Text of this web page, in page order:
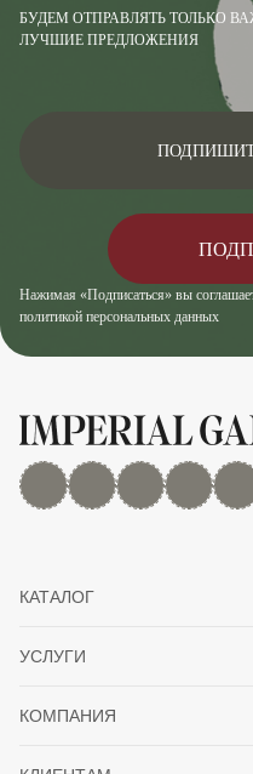
БУДЕМ ОТПРАВЛЯТЬ ТОЛЬКО
ЛУЧШИЕ ПРЕДЛОЖЕНИЯ
Нажимая «Подписаться» вы
политикой персональных данных
MAX Дзен YouTuberutube
КАТАЛОГ
УСЛУГИ
КОМПАНИЯ